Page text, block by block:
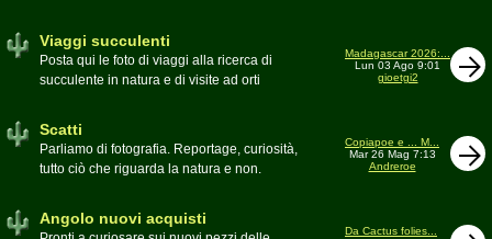
Viaggi succulenti
Posta qui le foto di viaggi alla ricerca di
succulente in natura e di visite ad orti
Madagascar 2026:...
Lun 03 Ago 9:01
gioetgi2
Scatti
Parliamo di fotografia. Reportage, curiosità,
tutto ciò che riguarda la natura e non.
Copiapoe e ... M...
Mar 26 Mag 7:13
Andreroe
Angolo nuovi acquisti
Da Cactus folies...